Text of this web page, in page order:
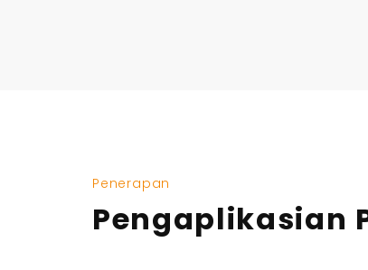
Penerapan
Pengaplikasian